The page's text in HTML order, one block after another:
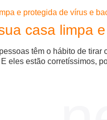
casa limpa
têm o hábito de
eles estão corretíssimos,